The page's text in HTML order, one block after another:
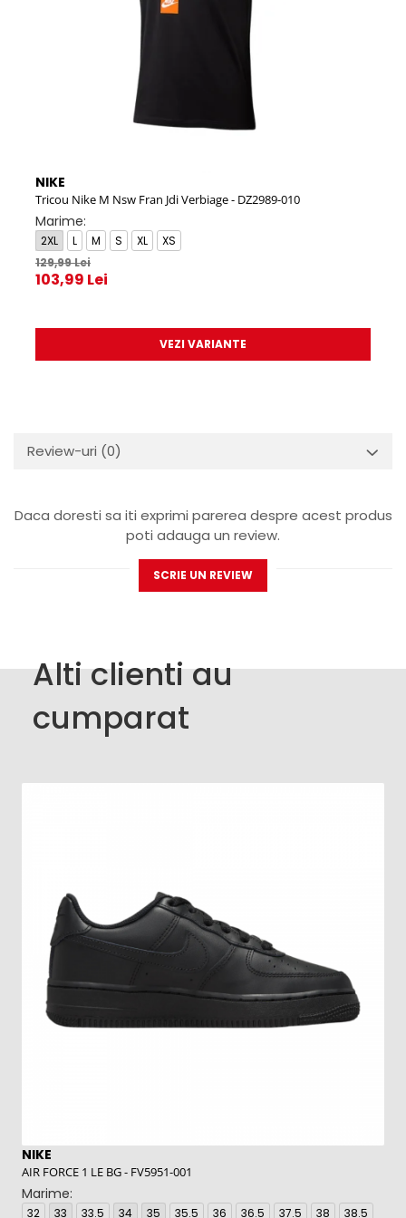
NIKE
Tricou Nike M Nsw Fran Jdi Verbiage - DZ2989-010
Marime:
2XL L M S XL
XS
129,99 Lei
103,99 Lei
VEZI VARIANTE
Review-uri (0)
Daca doresti sa iti exprimi parerea despre acest produs
poti adauga un review.
SCRIE UN REVIEW
Alti clienti au
cumparat
NIKE
AIR FORCE 1 LE BG - FV5951-001
Marime:
32 33 33.5 34 35 35.5 36 36.5 37.5 38 38.5